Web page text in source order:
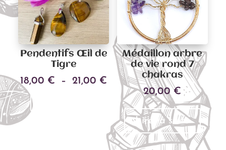
Pendentifs Œil de
Tigre
18,00 € – 21,00 € Plage
prix :
18,00 €
à
21,00 €
produit
plusieurs
variations.
Médaillon arbre
de vie rond 7
chakras
20,00€
Lire la suite